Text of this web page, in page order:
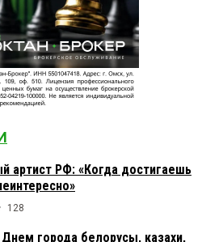
артист РФ: «Когда достигаешь
128
города белорусы, казахи,